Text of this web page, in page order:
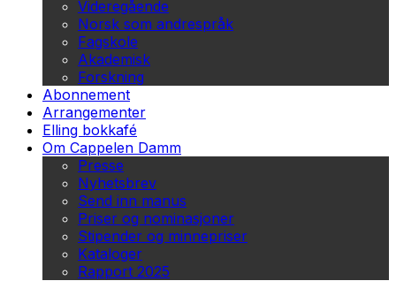
Videregående
Norsk som andrespråk
Fagskole
Akademisk
Forskning
Abonnement
Arrangementer
Elling bokkafé
Om Cappelen Damm
Presse
Nyhetsbrev
Send inn manus
Priser og nominasjoner
Stipender og minnepriser
Kataloger
Rapport 2025